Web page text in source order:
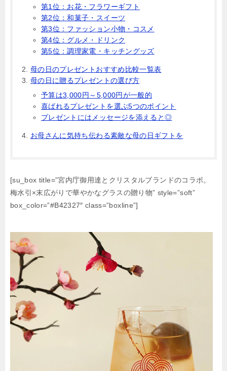
第1位：お花・フラワーギフト
第2位：和菓子・スイーツ
第3位：ファッション小物・コスメ
第4位：グルメ・ドリンク
第5位：調理家電・キッチングッズ
母の日のプレゼントおすすめ比較一覧表
母の日に贈るプレゼントの選び方
予算は3,000円～5,000円が一般的
喜ばれるプレゼントを選ぶ5つのポイント
プレゼントにはメッセージを添えると◎
お母さんに気持ち伝わる素敵な母の日ギフトを
[su_box title=”宮内庁御用達とクリスタルブランドのコラボ。
梅水引×末広がりで華やかなグラスの贈り物” style=”soft”
box_color=”#B42327″ class=”boxline”]